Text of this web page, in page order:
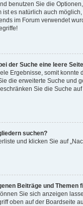
benutzen Sie die
ist es natürlich auch
im Forum verwendet
der Suche eine leere
Ergebnisse, somit konnte
die erweiterte Suche und
Sie die Suche
suchen?
und klicken Sie auf
Beiträge und Themen
Sie sich anzeigen
oben auf der Boardseite